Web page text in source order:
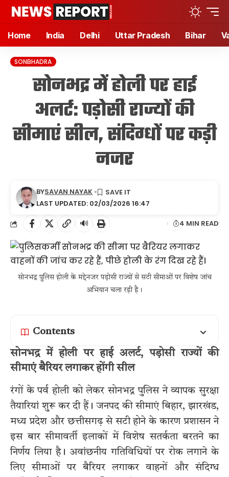
Home India Delhi Uttar Pradesh Bihar
SONBHADRA
सोनभद्र में होली पर हाई
अलर्ट: पड़ोसी राज्यों की
सीमाएं सील, संदिग्धों पर कड़ी
नजर
LAST UPDATED: 02/03/2026 16:47
BYSAVAN NAYAK
🔊 4 MIN READ
सोनभद्र पुलिस होली के मद्देनजर पड़ोसी राज्यों से सटी सीमाओं पर विशेष जांच
अभियान चला रही है।
Contents
सोनभद्र में होली पर हाई अलर्ट, पड़ोसी राज्यों की
सीमाएं बैरियर लगाकर होंगी सील
रंगों के पर्व होली को लेकर सोनभद्र पुलिस ने व्यापक सुरक्षा
तैयारियां शुरू कर दी हैं। जनपद की सीमाएं बिहार, झारखंड,
मध्य प्रदेश और छत्तीसगढ़ से सटी होने के कारण प्रशासन ने
इस बार सीमावर्ती इलाकों में विशेष सतर्कता बरतने का
निर्णय लिया है। अवांछनीय गतिविधियों पर रोक लगाने के
लिए सीमाओं पर बैरियर लगाकर वाहनों और संदिग्ध